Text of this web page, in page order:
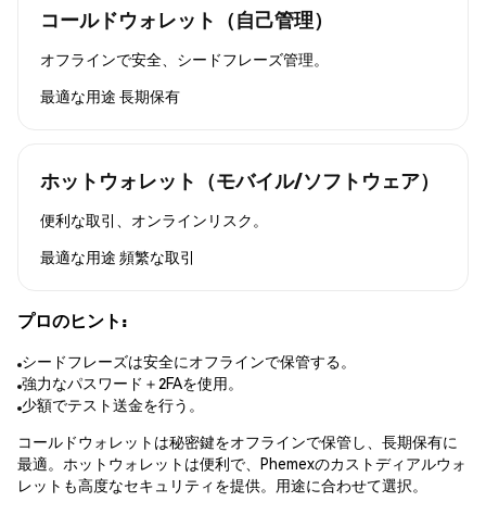
コールドウォレット（自己管理）
オフラインで安全、シードフレーズ管理。
最適な用途 長期保有
ホットウォレット（モバイル/ソフトウェア）
便利な取引、オンラインリスク。
最適な用途 頻繁な取引
プロのヒント:
シードフレーズは安全にオフラインで保管する。
強力なパスワード＋2FAを使用。
少額でテスト送金を行う。
コールドウォレットは秘密鍵をオフラインで保管し、長期保有に
最適。ホットウォレットは便利で、Phemexのカストディアルウォ
レットも高度なセキュリティを提供。用途に合わせて選択。